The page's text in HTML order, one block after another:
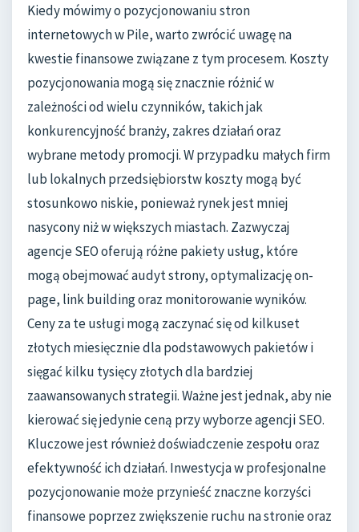
Kiedy mówimy o pozycjonowaniu stron
internetowych w Pile, warto zwrócić uwagę na
kwestie finansowe związane z tym procesem. Koszty
pozycjonowania mogą się znacznie różnić w
zależności od wielu czynników, takich jak
konkurencyjność branży, zakres działań oraz
wybrane metody promocji. W przypadku małych firm
lub lokalnych przedsiębiorstw koszty mogą być
stosunkowo niskie, ponieważ rynek jest mniej
nasycony niż w większych miastach. Zazwyczaj
agencje SEO oferują różne pakiety usług, które
mogą obejmować audyt strony, optymalizację on-
page, link building oraz monitorowanie wyników.
Ceny za te usługi mogą zaczynać się od kilkuset
złotych miesięcznie dla podstawowych pakietów i
sięgać kilku tysięcy złotych dla bardziej
zaawansowanych strategii. Ważne jest jednak, aby nie
kierować się jedynie ceną przy wyborze agencji SEO.
Kluczowe jest również doświadczenie zespołu oraz
efektywność ich działań. Inwestycja w profesjonalne
pozycjonowanie może przynieść znaczne korzyści
finansowe poprzez zwiększenie ruchu na stronie oraz